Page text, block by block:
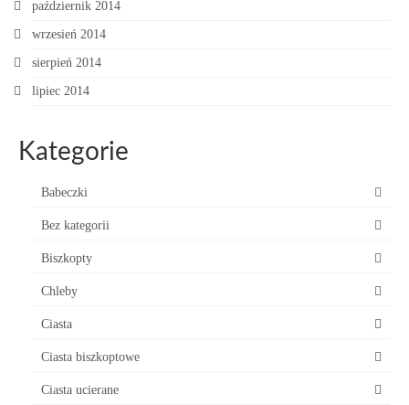
październik 2014
wrzesień 2014
sierpień 2014
lipiec 2014
Kategorie
Babeczki
Bez kategorii
Biszkopty
Chleby
Ciasta
Ciasta biszkoptowe
Ciasta ucierane